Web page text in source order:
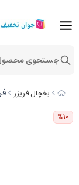
یخچال فریزر
%10
جستجوی